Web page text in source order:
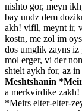
nishto gor, meyn
bay undz dem
akh! vifil, meynt ir,
kostn, me zol im
dos umglik zayns iz
mol erger, vi der
shtelt aykh for, az
Meshtshanin
a merkvirdike zakh!
*Meirs elter-elter-